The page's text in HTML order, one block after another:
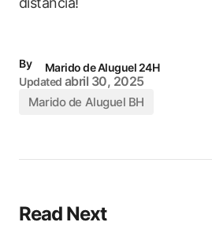
By
Marido de Aluguel 24H
Updated abril 30, 2025
Marido de Aluguel BH
Read Next